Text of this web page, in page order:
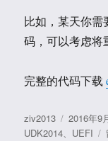
比如，某天你需
码，可以考虑将
完整的代码下载
作
者
ziv2013
发
布
2016年9
UDK2014、 UEFI